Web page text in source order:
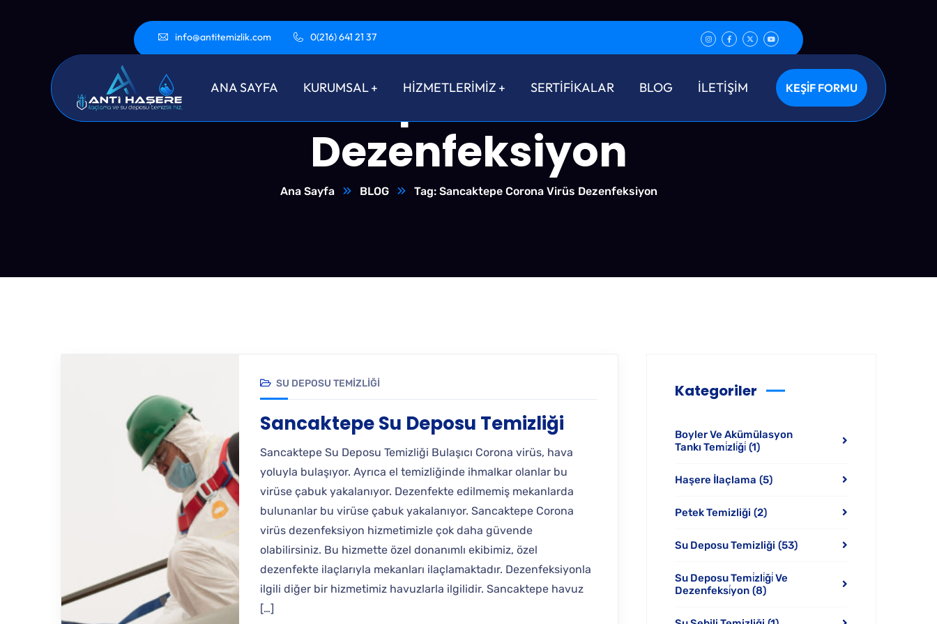
info@antitemizlik.com 0(216) 641 21 37
ANA SAYFA KURUMSAL HİZMETLERİMİZ SERTİFİKALAR BLOG İLETİŞİM KEŞİF FORMU
Sancaktepe Corona Virüs
Dezenfeksiyon
Ana Sayfa BLOG Tag: Sancaktepe Corona Virüs Dezenfeksiyon
SU DEPOSU TEMIZLIĞI
Sancaktepe Su Deposu Temizliği
Sancaktepe Su Deposu Temizliği Bulaşıcı Corona virüs, hava
yoluyla bulaşıyor. Ayrıca el temizliğinde ihmalkar olanlar bu
virüse çabuk yakalanıyor. Dezenfekte edilmemiş mekanlarda
bulunanlar bu virüse çabuk yakalanıyor. Sancaktepe Corona
virüs dezenfeksiyon hizmetimizle çok daha güvende
olabilirsiniz. Bu hizmette özel donanımlı ekibimiz, özel
dezenfekte ilaçlarıyla mekanları ilaçlamaktadır. Dezenfeksiyonla
ilgili diğer bir hizmetimiz havuzlarla ilgilidir. Sancaktepe havuz
[…]
Kategoriler
Boyler Ve Akümülasyon
Tankı Temi̇zli̇ği̇ (1)
Haşere İlaçlama (5)
Petek Temizliği (2)
Su Deposu Temizliği (53)
Su Deposu Temi̇zli̇ği̇ Ve
Dezenfeksi̇yon (8)